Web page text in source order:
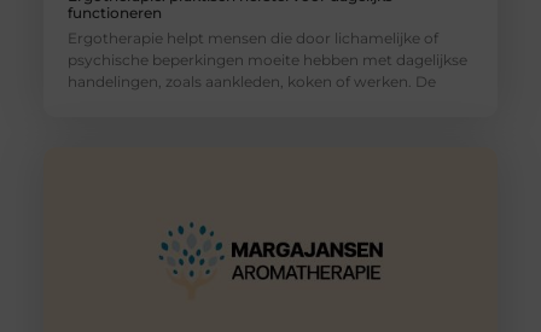
functioneren
Ergotherapie helpt mensen die door lichamelijke of
psychische beperkingen moeite hebben met dagelijkse
handelingen, zoals aankleden, koken of werken. De